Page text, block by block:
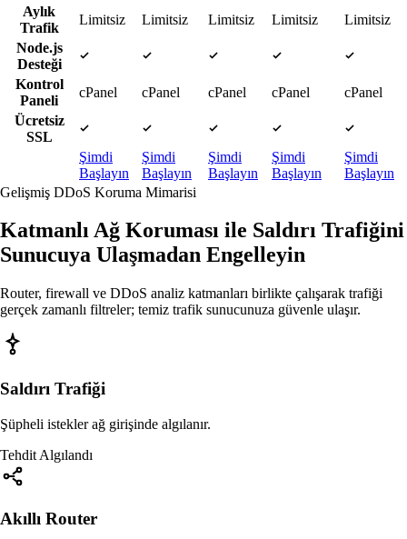
Aylık
Trafik
Limitsiz Limitsiz Limitsiz Limitsiz
Limitsiz
Node.js
Desteği
Kontrol
Paneli
cPanel cPanel cPanel cPanel
cPanel
Ücretsiz
SSL
Şimdi
Başlayın
Şimdi
Başlayın
Şimdi
Başlayın
Şimdi
Başlayın
Şimdi
Başlayın
Gelişmiş DDoS Koruma Mimarisi
Katmanlı Ağ Koruması ile Saldırı Trafiğini
Sunucuya Ulaşmadan Engelleyin
Router, firewall ve DDoS analiz katmanları birlikte çalışarak trafiği
gerçek zamanlı filtreler; temiz trafik sunucunuza güvenle ulaşır.
Saldırı Trafiği
Şüpheli istekler ağ girişinde algılanır.
Tehdit Algılandı
Akıllı Router